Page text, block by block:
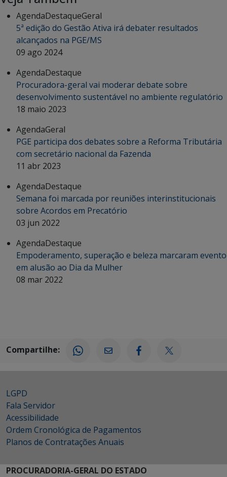
AgendaDestaqueGeral
5ª edição do Gestão Ativa irá debater resultados
alcançados na PGE/MS
09 ago 2024
AgendaDestaque
Procuradora-geral vai moderar debate sobre
desenvolvimento sustentável no ambiente regulatório
18 maio 2023
AgendaGeral
PGE participa dos debates sobre a Reforma Tributária
com secretário nacional da Fazenda
11 abr 2023
AgendaDestaque
Semana foi marcada por reuniões interinstitucionais
sobre Acordos em Precatório
03 jun 2022
AgendaDestaque
Empoderamento, superação e beleza marcaram evento
em alusão ao Dia da Mulher
08 mar 2022
Compartilhe:
LGPD
Fala Servidor
Acessibilidade
Ordem Cronológica de Pagamentos
Planos de Contratações Anuais
PROCURADORIA-GERAL DO ESTADO